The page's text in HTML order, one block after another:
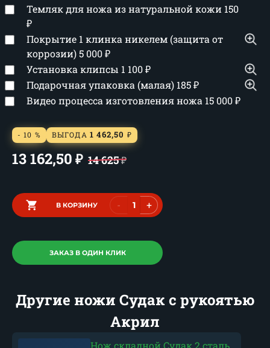
Темляк для ножа из натуральной кожи 150
₽
Покрытие 1 клинка никелем (защита от
коррозии)5 000₽
Установка клипсы 1 100₽
Подарочная упаковка (малая) 185₽
Видео процесса изготовления ножа 15 000₽
- 10 % ВЫГОДА 1 462,50 ₽
13 162,50 ₽ 14 625₽
В КОРЗИНУ - +
ЗАКАЗ В ОДИН КЛИК
Другие ножи Судак с рукоятью
Акрил
Нож складной Судак 2 сталь